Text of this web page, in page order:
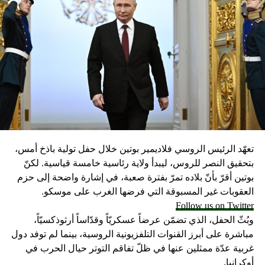
تعهّد الرئيس الروسي فلاديمير بوتين خلال حفل تولية باذخ أمس،
بتحقيق النصر للروس، ليبدأ ولاية رئاسية خامسة قياسية. لكنّ
بوتين أقرّ بأنّ بلاده تمرّ بفترة صعبة، في إشارة واضحة إلى حزم
العقوبات غير المسبوقة التي فرضها الغرب على موسكو.
Follow us on Twitter
وبُثّ الحفل، الذي تضمّن عرضاً عسكريّاً وقدّاساً أرثوذكسيّاً،
مباشرة على أبرز القنوات التلفزيونية الروسية، بينما لم توفد دول
غربية عدّة ممثلين عنها في ظلّ تفاقم التوتر حيال الحرب في
أوكرانيا.